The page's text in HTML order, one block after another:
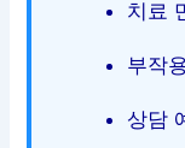
치료
부작
상담